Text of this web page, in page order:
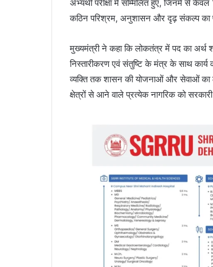
अभ्यर्थी परीक्षा में सम्मिलित हुए, जिनमें से
कठिन परिश्रम, अनुशासन और दृढ़ संकल्प का
मुख्यमंत्री ने कहा कि लोकतंत्र में पद का अर्थ
निस्तारीकरण एवं संतुष्टि के मंत्र के साथ
व्यक्ति तक शासन की योजनाओं और सेवाओं का
क्षेत्रों से आने वाले प्रत्येक नागरिक को